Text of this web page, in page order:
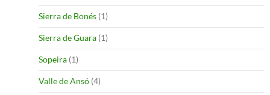
Sierra de Bonés (1)
Sierra de Guara (1)
Sopeira (1)
Valle de Ansó (4)